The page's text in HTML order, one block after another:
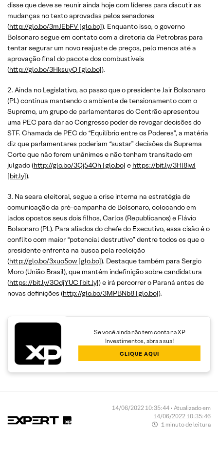
disse que deve se reunir ainda hoje com líderes para discutir as
mudanças no texto aprovadas pelos senadores
(http://glo.bo/3mJEbFV [glo.bo]). Enquanto isso, o governo
Bolsonaro segue em contato com a diretoria da Petrobras para
tentar segurar um novo reajuste de preços, pelo menos até a
aprovação final do pacote dos combustíveis
(http://glo.bo/3HksuyQ [glo.bo]).
2. Ainda no Legislativo, ao passo que o presidente Jair Bolsonaro
(PL) continua mantendo o ambiente de tensionamento com o
Supremo, um grupo de parlamentares do Centrão apresentou
uma PEC para dar ao Congresso poder de revogar decisões do
STF. Chamada de PEC do “Equilíbrio entre os Poderes”, a matéria
diz que parlamentares poderiam “sustar” decisões da Suprema
Corte que não forem unânimes e não tenham transitado em
julgado (http://glo.bo/3Qj54Oh [glo.bo] e https://bit.ly/3Hl8iwJ
[bit.ly]).
3. Na seara eleitoral, segue a crise interna na estratégia de
comunicação da pré-campanha de Bolsonaro, colocando em
lados opostos seus dois filhos, Carlos (Republicanos) e Flávio
Bolsonaro (PL). Para aliados do chefe do Executivo, essa cisão é o
conflito com maior “potencial destrutivo” dentre todos os que o
presidente enfrenta na busca pela reeleição
(http://glo.bo/3xuo5ow [glo.bo]). Destaque também para Sergio
Moro (União Brasil), que mantém indefinição sobre candidatura
(https://bit.ly/3OdjYUC [bit.ly]) e irá percorrer o Paraná antes de
novas definições (http://glo.bo/3MPBNb8 [glo.bo]).
Se você ainda não tem conta na XP
Investimentos, abra a sua!
CLIQUE AQUI
14/06/2022 10:35:44 • Atualizado em
14/06/2022 10:35:46
1 minuto de leitura